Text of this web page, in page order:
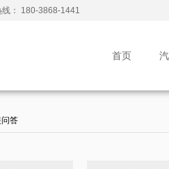
线： 180-3868-1441
首页
答